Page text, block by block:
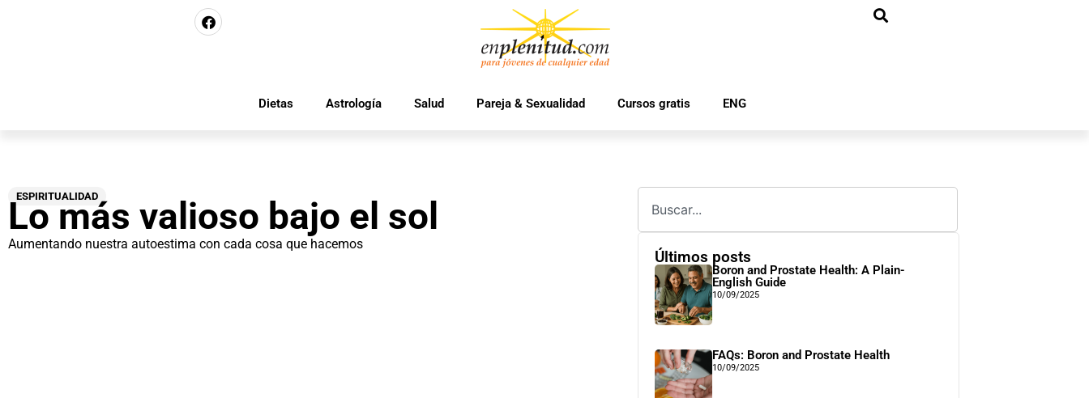
Dietas Astrología Salud Pareja & Sexualidad Cursos gratis ENG
ESPIRITUALIDAD
Lo más valioso bajo el sol
Aumentando nuestra autoestima con cada cosa que hacemos
Últimos posts
Boron and Prostate Health: A Plain-
English Guide
10/09/2025
FAQs: Boron and Prostate Health
10/09/2025